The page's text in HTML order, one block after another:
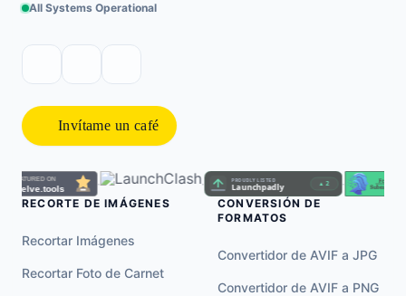
All Systems Operational
Invítame un café
·
RECORTE DE IMÁGENES
Recortar Imágenes
Recortar Foto de Carnet
CONVERSIÓN DE
FORMATOS
Convertidor de AVIF a JPG
Convertidor de AVIF a PNG